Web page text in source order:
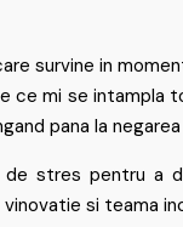
survine in
ce mi se intampla
pana la
de stres pentru a
si teama